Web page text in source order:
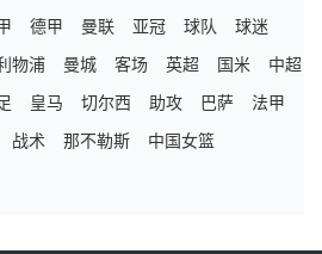
德甲 曼联 亚冠 球队
球迷
物浦 曼城 客场 英超 国米
中超
皇马 切尔西 助攻 巴萨
法甲
战术 那不勒斯
中国女篮